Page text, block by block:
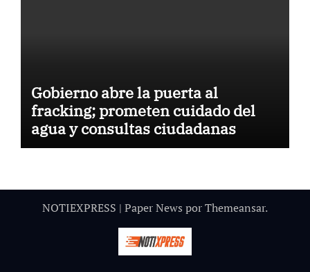
Gobierno abre la puerta al
fracking; prometen cuidado del
agua y consultas ciudadanas
NOTIEXPRESS | Paper News porThemeansar.